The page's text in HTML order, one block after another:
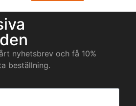
nyhetsbrev och få 10%
beställning.